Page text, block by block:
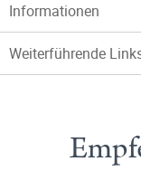
Informationen
Weiterführende